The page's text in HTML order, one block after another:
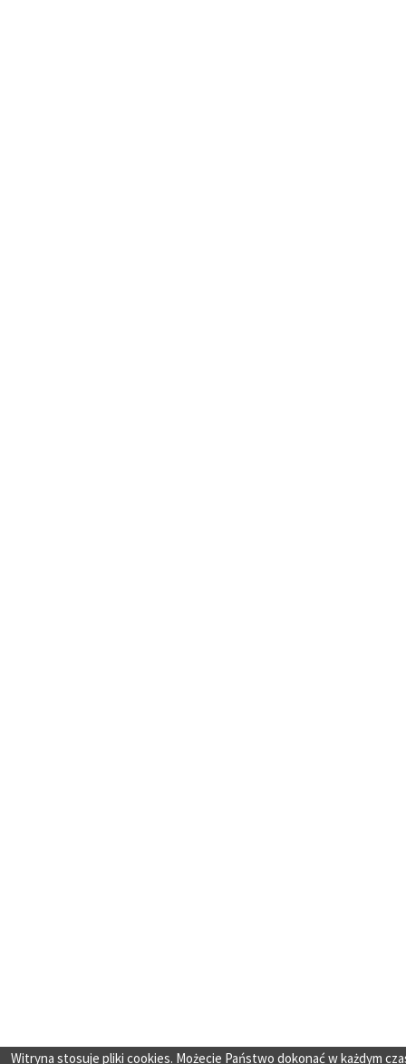
Witryna stosuje pliki cookies. Możecie Państwo dokonać w każdym